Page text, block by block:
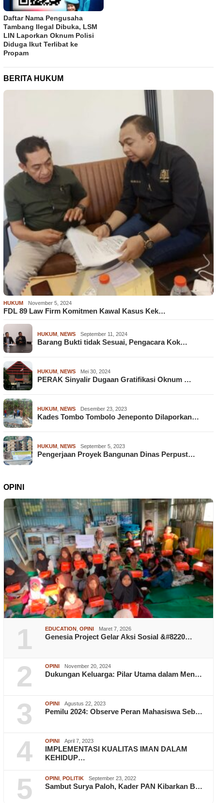
Daftar Nama Pengusaha
Tambang Ilegal Dibuka, LSM
LIN Laporkan Oknum Polisi
Diduga Ikut Terlibat ke
Propam
BERITA HUKUM
HUKUM November 5, 2024
FDL 89 Law Firm Komitmen Kawal Kasus Kek…
HUKUM NEWS September 11, 2024
Barang Bukti tidak Sesuai, Pengacara Kok…
HUKUM NEWS Mei 30, 2024
PERAK Sinyalir Dugaan Gratifikasi Oknum …
HUKUM NEWS Desember 23, 2023
Kades Tombo Tombolo Jeneponto Dilaporkan…
HUKUM NEWS September 5, 2023
Pengerjaan Proyek Bangunan Dinas Perpust…
OPINI
1 EDUCATION OPINI Maret 7, 2026
Genesia Project Gelar Aksi Sosial &#8220…
2 OPINI November 20, 2024
Dukungan Keluarga: Pilar Utama dalam Men…
3 OPINI Agustus 22, 2023
Pemilu 2024: Observe Peran Mahasiswa Seb…
4 OPINI April 7, 2023
IMPLEMENTASI KUALITAS IMAN DALAM
KEHIDUP…
5 OPINI POLITIK September 23, 2022
Sambut Surya Paloh, Kader PAN Kibarkan B…